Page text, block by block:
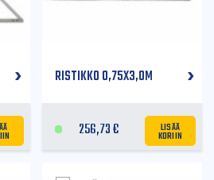
RISTIKKO 0,75X3,0M
256,73€ LISÄÄ
KORIIN